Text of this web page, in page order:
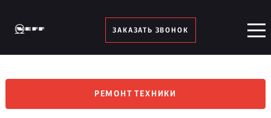
ЗАКАЗАТЬ ЗВОНОК
РЕМОНТ ТЕХНИКИ